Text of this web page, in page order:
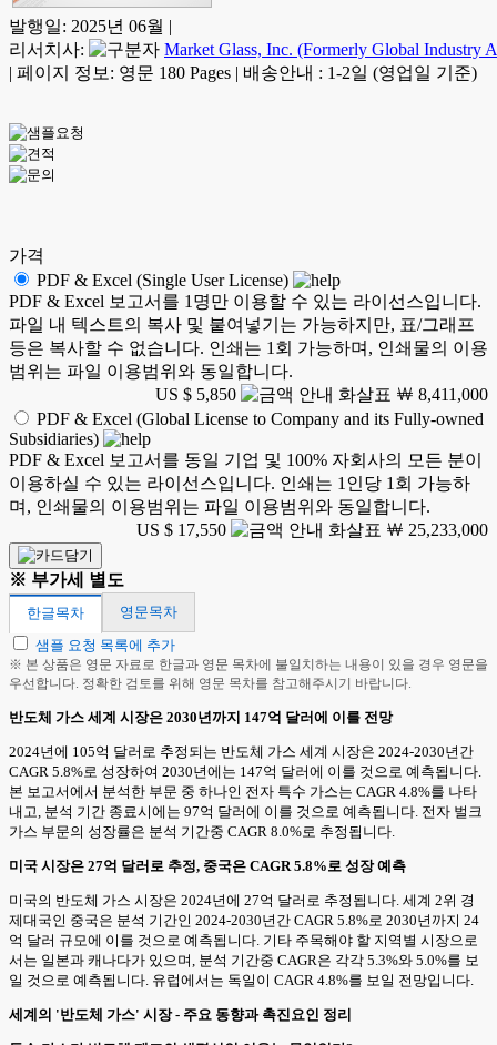
발행일: 2025년 06월 |
리서치사:
Market Glass, Inc. (Formerly Global Industry
| 페이지 정보: 영문 180 Pages | 배송안내 : 1-2일 (영업일 기준)
가격
PDF & Excel (Single User License)
PDF & Excel 보고서를 1명만 이용할 수 있는 라이선스입니다.
파일 내 텍스트의 복사 및 붙여넣기는 가능하지만, 표/그래프
등은 복사할 수 없습니다. 인쇄는 1회 가능하며, 인쇄물의 이용
범위는 파일 이용범위와 동일합니다.
US $ 5,850
￦ 8,411,000
PDF & Excel (Global License to Company and its Fully-owned
Subsidiaries)
PDF & Excel 보고서를 동일 기업 및 100% 자회사의 모든 분이
이용하실 수 있는 라이선스입니다. 인쇄는 1인당 1회 가능하
며, 인쇄물의 이용범위는 파일 이용범위와 동일합니다.
US $ 17,550
￦ 25,233,000
※ 부가세 별도
한글목차
영문목차
샘플 요청 목록에 추가
※ 본 상품은 영문 자료로 한글과 영문 목차에 불일치하는 내용이 있을 경우 영문을
우선합니다. 정확한 검토를 위해 영문 목차를 참고해주시기 바랍니다.
반도체 가스 세계 시장은 2030년까지 147억 달러에 이를 전망
2024년에 105억 달러로 추정되는 반도체 가스 세계 시장은 2024-2030년간
CAGR 5.8%로 성장하여 2030년에는 147억 달러에 이를 것으로 예측됩니다.
본 보고서에서 분석한 부문 중 하나인 전자 특수 가스는 CAGR 4.8%를 나타
내고, 분석 기간 종료시에는 97억 달러에 이를 것으로 예측됩니다. 전자 벌크
가스 부문의 성장률은 분석 기간중 CAGR 8.0%로 추정됩니다.
미국 시장은 27억 달러로 추정, 중국은 CAGR 5.8%로 성장 예측
미국의 반도체 가스 시장은 2024년에 27억 달러로 추정됩니다. 세계 2위 경
제대국인 중국은 분석 기간인 2024-2030년간 CAGR 5.8%로 2030년까지 24
억 달러 규모에 이를 것으로 예측됩니다. 기타 주목해야 할 지역별 시장으로
서는 일본과 캐나다가 있으며, 분석 기간중 CAGR은 각각 5.3%와 5.0%를 보
일 것으로 예측됩니다. 유럽에서는 독일이 CAGR 4.8%를 보일 전망입니다.
세계의 '반도체 가스' 시장 - 주요 동향과 촉진요인 정리